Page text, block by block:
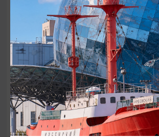
Аудиоспектакль «Истории
косы»
01.02.2026 - 31.12.2026, 13:00
Куршская коса
ОТ 2500₽